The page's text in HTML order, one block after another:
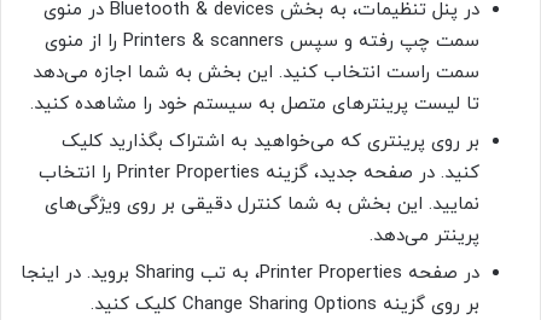
در پنل تنظیمات، به بخش Bluetooth & devices در منوی
سمت چپ رفته و سپس Printers & scanners را از منوی
سمت راست انتخاب کنید. این بخش به شما اجازه می‌دهد
تا لیست پرینترهای متصل به سیستم خود را مشاهده کنید.
بر روی پرینتری که می‌خواهید به اشتراک بگذارید کلیک
کنید. در صفحه جدید، گزینه Printer Properties را انتخاب
نمایید. این بخش به شما کنترل دقیقی بر روی ویژگی‌های
پرینتر می‌دهد.
در صفحه Printer Properties، به تب Sharing بروید. در اینجا
بر روی گزینه Change Sharing Options کلیک کنید.